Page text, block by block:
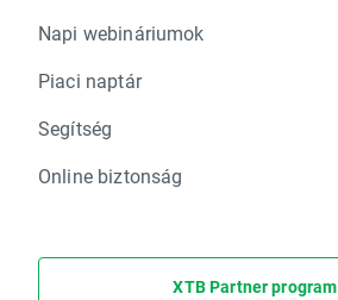
Napi webináriumok
Piaci naptár
Segítség
Online biztonság
XTB Partner program